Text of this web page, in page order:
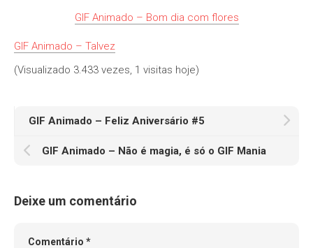
GIF Animado – Bom dia com flores
GIF Animado – Talvez
(Visualizado 3.433 vezes, 1 visitas hoje)
GIF Animado – Feliz Aniversário #5
GIF Animado – Não é magia, é só o GIF Mania
Deixe um comentário
Comentário *